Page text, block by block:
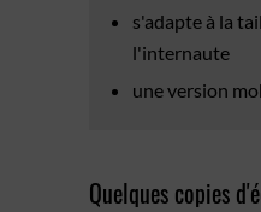
s'adapte à la
l'internaute
une version
Quelques copies